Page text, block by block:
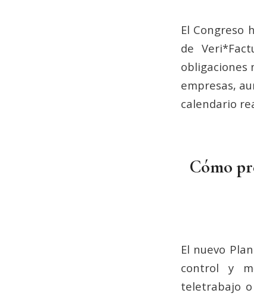
El Congreso
de
obligaciones
empresas,
calendario
Cómo
El nuevo
control y
teletrabajo o